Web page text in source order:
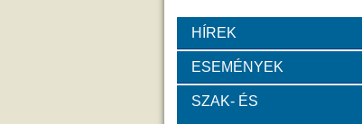
A VEAB története
Díjak
HÍREK
ESEMÉNYEK
SZAK- ÉS